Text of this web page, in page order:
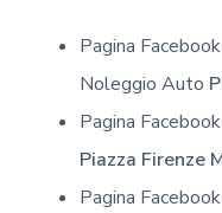
Pagina
Noleggio Auto
Pagina
Piazza Firenze
Pagina